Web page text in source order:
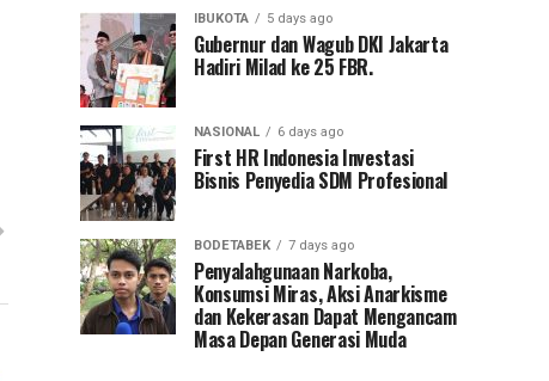
IBUKOTA 5 days ago
Gubernur dan Wagub DKI Jakarta
Hadiri Milad ke 25 FBR.
NASIONAL 6 days ago
First HR Indonesia Investasi
Bisnis Penyedia SDM Profesional
BODETABEK 7 days ago
Penyalahgunaan Narkoba,
Konsumsi Miras, Aksi Anarkisme
dan Kekerasan Dapat Mengancam
Masa Depan Generasi Muda